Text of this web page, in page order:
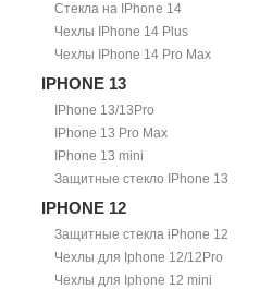
Стекла на IPhone 14
Чехлы IPhone 14 Plus
Чехлы IPhone 14 Pro Max
IPHONE 13
IPhone 13/13Pro
IPhone 13 Pro Max
IPhone 13 mini
Защитные стекло IPhone 13
IPHONE 12
Защитные стекла iPhone 12
Чехлы для Iphone 12/12Pro
Чехлы для Iphone 12 mini